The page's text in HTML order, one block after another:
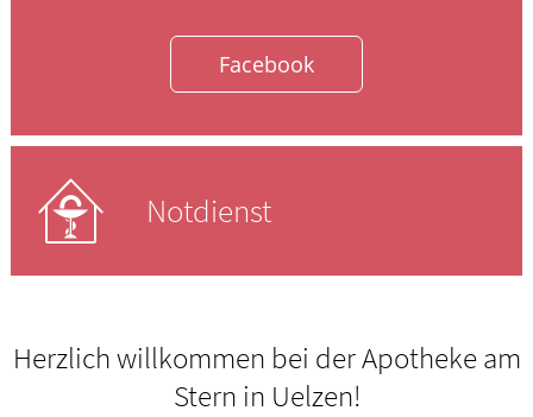
Facebook
Notdienst
Herzlich willkommen bei der Apotheke am
Stern in Uelzen!